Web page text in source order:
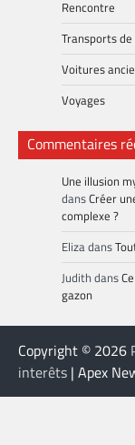
Rencontre
Transports
Voitures
Voyages
Commentaires
Une illusion
dansCréer
complexe ?
Elizadans
Judith dans
gazon
Copyright © 2026
interêts | Apex